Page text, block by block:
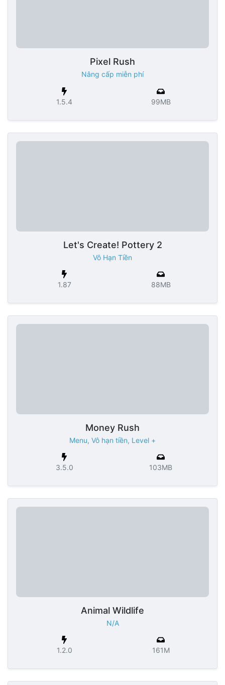
Pixel Rush
Nâng cấp miễn phí
1.5.4 99MB
Let's Create! Pottery 2
Vô Hạn Tiền
1.87 88MB
Money Rush
Menu, Vô hạn tiền, Level +
3.5.0 103MB
Animal Wildlife
N/A
1.2.0 161M